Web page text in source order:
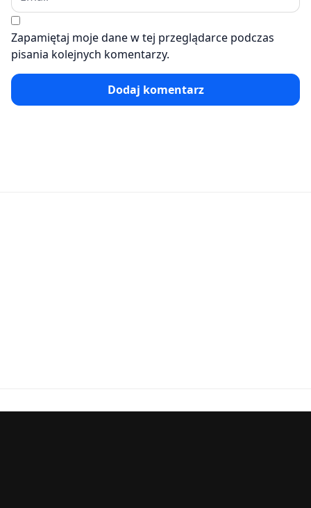
Zapamiętaj moje dane w tej przeglądarce podczas
pisania kolejnych komentarzy.
Dodaj komentarz